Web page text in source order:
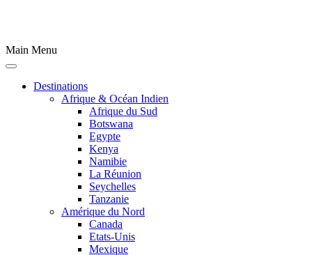
Main Menu
Destinations
Afrique & Océan Indien
Afrique du Sud
Botswana
Egypte
Kenya
Namibie
La Réunion
Seychelles
Tanzanie
Amérique du Nord
Canada
Etats-Unis
Mexique